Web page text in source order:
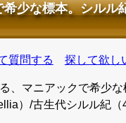
少な標本。シル
質問する 探して欲し
、マニアックで希少
）/古生代シルル紀